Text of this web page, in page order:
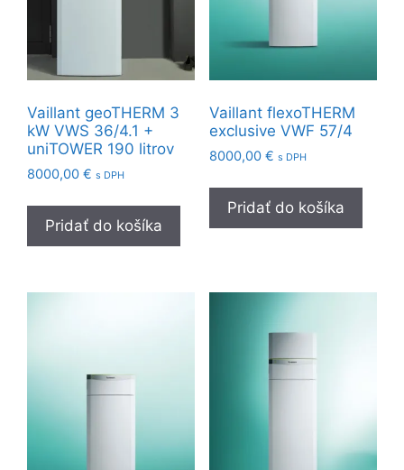
Vaillant geoTHERM 3
kW VWS 36/4.1 +
uniTOWER 190 litrov
8000,00 € s DPH
Pridať do košíka
Vaillant flexoTHERM
exclusive VWF 57/4
8000,00 € s DPH
Pridať do košíka